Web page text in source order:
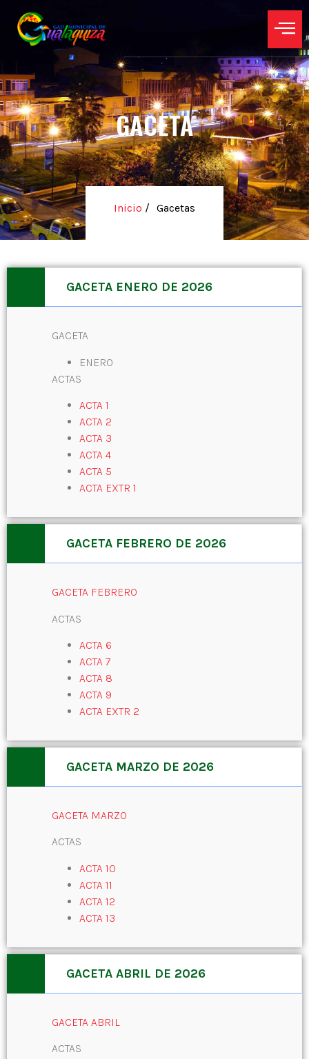
GACETA
Inicio / Gacetas
GACETA ENERO DE 2026
GACETA
ENERO
ACTAS
ACTA 1
ACTA 2
ACTA 3
ACTA 4
ACTA 5
ACTA EXTR 1
GACETA FEBRERO DE 2026
GACETA FEBRERO
ACTAS
ACTA 6
ACTA 7
ACTA 8
ACTA 9
ACTA EXTR 2
GACETA MARZO DE 2026
GACETA MARZO
ACTAS
ACTA 10
ACTA 11
ACTA 12
ACTA 13
GACETA ABRIL DE 2026
GACETA ABRIL
ACTAS